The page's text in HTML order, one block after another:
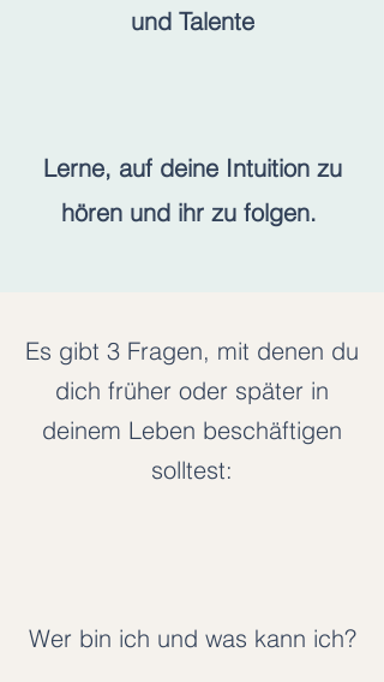
und Talente
Lerne, auf deine Intuition zu
hören und ihr zu folgen.
Es gibt 3 Fragen, mit denen du
dich früher oder später in
deinem Leben beschäftigen
solltest:
Wer bin ich und was kann ich?